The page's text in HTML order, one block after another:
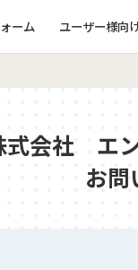
ーム ユーザー様向
式会社 エ
お問